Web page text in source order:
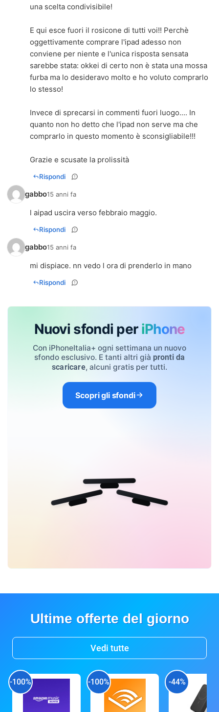
una scelta condivisibile!
E qui esce fuori il rosicone di tutti voi!! Perchè
oggettivamente comprare l'ipad adesso non
conviene per niente e l'unica risposta sensata
sarebbe stata: okkei di certo non è stata una mossa
furba ma lo desideravo molto e ho voluto comprarlo
lo stesso!
Invece di sprecarsi in commenti fuori luogo.... In
quanto non ho detto che l'ipad non serve ma che
comprarlo in questo momento è sconsigliabile!!!
Grazie e scusate la prolissità
Rispondi
gabbo15 anni fa
l aipad uscira verso febbraio maggio.
Rispondi
gabbo15 anni fa
mi dispiace. nn vedo l ora di prenderlo in mano
Rispondi
Nuovi sfondi per iPhone
Con iPhoneItalia+ ogni settimana un nuovo
sfondo esclusivo. E tanti altri già pronti da
scaricare, alcuni gratis per tutti.
Scopri gli sfondi
Ultime offerte del giorno
Vedi tutte
-100% -100% -44%